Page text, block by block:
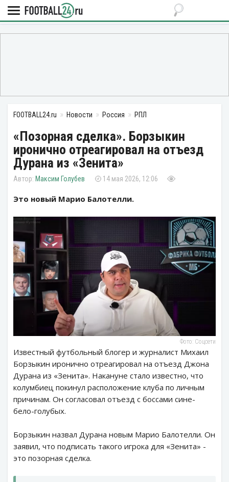
FOOTBALL24.ru Новости Россия РПЛ
«Позорная сделка». Борзыкин
иронично отреагировал на отъезд
Дурана из «Зенита»
Максим Голубев 14 мая 2026, 12:06
Это новый Марио Балотелли.
Фото: Соцсети
Известный футбольный блогер и журналист Михаил
Борзыкин иронично отреагировал на отъезд Джона
Дурана из «Зенита». Накануне стало известно, что
колумбиец покинул расположение клуба по личным
причинам. Он согласовал отъезд с боссами сине-
бело-голубых.
Борзыкин назвал Дурана новым Марио Балотелли. Он
заявил, что подписать такого игрока для «Зенита» -
это позорная сделка.